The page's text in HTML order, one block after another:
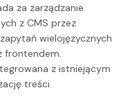
za zarządzanie
z CMS przez
wielojęzycznych
frontendem.
z istniejącym
treści.